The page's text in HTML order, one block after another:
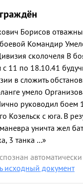
Борисов
Командир
сколочеля В
с 11 по 18.10.41
в сложить
умело
руководил боем
Козельск с юга. В
уничта жел
3 танка ...»
автоматически
исходный документ